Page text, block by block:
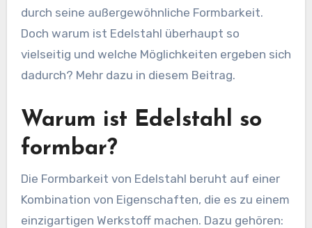
durch seine außergewöhnliche Formbarkeit.
Doch warum ist Edelstahl überhaupt so
vielseitig und welche Möglichkeiten ergeben sich
dadurch? Mehr dazu in diesem Beitrag.
Warum ist Edelstahl so
formbar?
Die Formbarkeit von Edelstahl beruht auf einer
Kombination von Eigenschaften, die es zu einem
einzigartigen Werkstoff machen. Dazu gehören: